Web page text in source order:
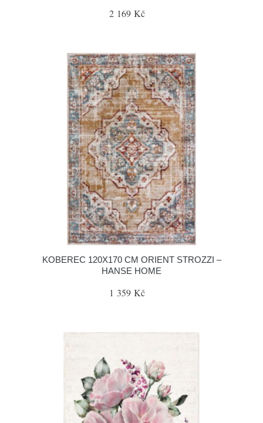
2 169 Kč
KOBEREC 120X170 CM ORIENT STROZZI –
HANSE HOME
1 359 Kč